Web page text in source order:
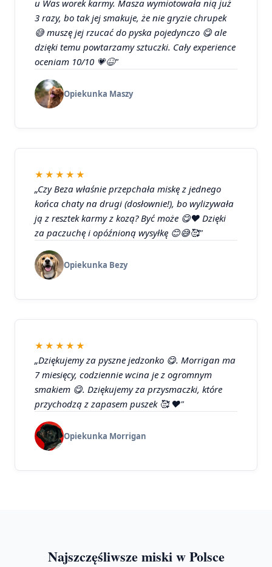
u Was worek karmy. Masza wymiotowała nią już
3 razy, bo tak jej smakuje, że nie gryzie chrupek
😅 muszę jej rzucać do pyska pojedynczo 😋 ale
dzięki temu powtarzamy sztuczki. Cały experience
oceniam 10/10 💗😆"
Opiekunka Maszy
★★★★★
„Czy Beza właśnie przepchała miskę z jednego
końca chaty na drugi (dosłownie!), bo wylizywała
ją z resztek karmy z kozą? Być może 😋❤️ Dzięki
za paczuchę i opóźnioną wysyłkę 😊😅🥰"
Opiekunka Bezy
★★★★★
„Dziękujemy za pyszne jedzonko 😋. Morrigan ma
7 miesięcy, codziennie wcina je z ogromnym
smakiem 😋. Dziękujemy za przysmaczki, które
przychodzą z zapasem puszek 🥰 ❤️"
Opiekunka Morrigan
Najszczęśliwsze miski w Polsce